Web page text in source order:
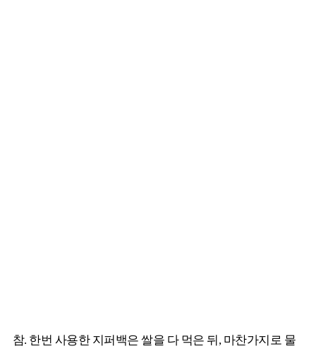
참. 한번 사용한 지퍼백은 쌀을 다 먹은 뒤, 마찬가지로 물